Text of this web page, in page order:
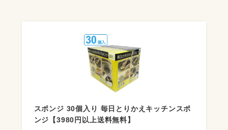
スポンジ 30個入り 毎日とりかえキッチンスポ
ンジ【3980円以上送料無料】